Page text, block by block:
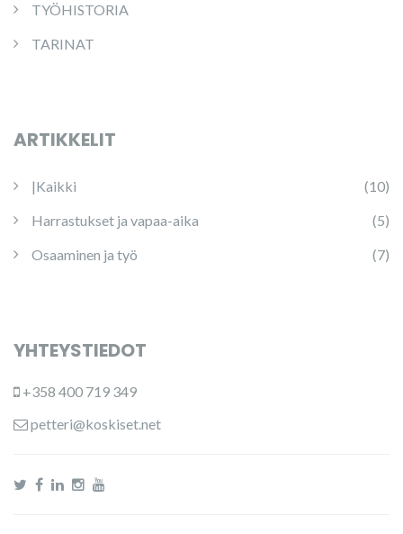
TYÖHISTORIA
TARINAT
ARTIKKELIT
|Kaikki
(10)
Harrastukset ja vapaa-aika
(5)
Osaaminen ja työ
(7)
YHTEYSTIEDOT
+358 400 719 349
petteri@koskiset.net